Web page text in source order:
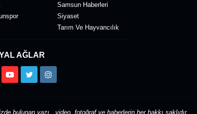
Samsun Haberleri
Siyaset
Tarım Ve Hayvancılık
AĞLAR
bulunan yazı , video, fotoğraf ve haberlerin her hakkı saklıdır.